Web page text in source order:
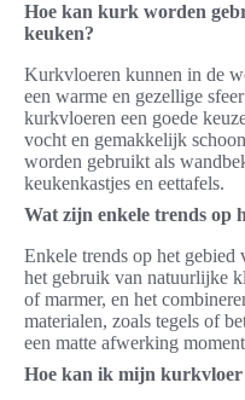
Hoe kan kurk worden
keuken?
Kurkvloeren kunnen in de
een warme en gezellige
kurkvloeren een goede
vocht en gemakkelijk
worden gebruikt als
keukenkastjes en eettafels.
Wat zijn enkele trends op
Enkele trends op het
het gebruik van natuurlijke
of marmer, en het
materialen, zoals tegels of
een matte afwerking
Hoe kan ik mijn kurkvloer